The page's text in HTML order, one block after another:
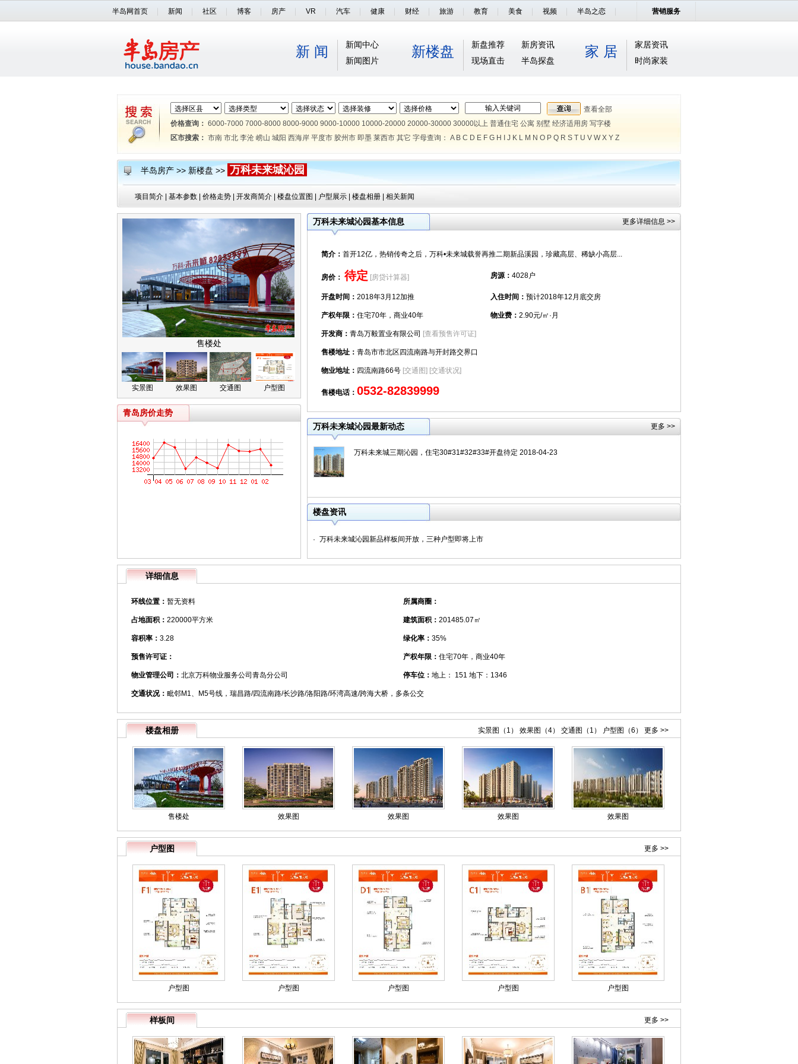
半岛网首页 新闻 社区 博客 房产 VR 汽车 健康 财经 旅游 教育 美食 视频 半岛之恋 营销服务
新 闻
新闻中心
新闻图片
新楼盘 新盘推荐
新房资讯
现场直击
半岛探盘
家 居
家居资讯
时尚家装
查看全部
价格查询： 6000-7000 7000-8000 8000-9000 9000-10000 10000-20000 20000-30000 30000以上 普通住宅 公寓 别墅 经济适用房 写字楼
区市搜索： 市南 市北 李沧 崂山 城阳 西海岸 平度市 胶州市 即墨 莱西市 其它 字母查询： A B C D E F G H J K L M N O P Q R S T U V W X Y Z
半岛房产 >> 新楼盘 >> 万科未来城沁园
项目简介 基本参数 价格走势 开发商简介 楼盘位置图 户型展示 楼盘相册 相关新闻
售楼处
实景图 效果图 交通图 户型图
青岛房价走势
万科未来城沁园基本信息 更多详细信息 >>
简介： 首开12亿，热销传奇之后，万科•未来城载誉再推二期新品溪园，珍藏高层、稀缺小高层...
房价： 待定 [房贷计算器] 房源： 4028户
开盘时间： 2018年3月12加推 入住时间： 预计2018年12月底交房
产权年限： 住宅70年，商业40年 物业费： 2.90元/㎡·月
开发商： 青岛万毅置业有限公司 [查看预售许可证]
售楼地址： 青岛市市北区四流南路与开封路交界口
物业地址： 四流南路66号 [交通图] [交通状况]
售楼电话： 0532-82839999
万科未来城沁园最新动态 更多 >>
万科未来城三期沁园，住宅30#31#32#33#开盘待定 2018-04-23
楼盘资讯
万科未来城沁园新品样板间开放，三种户型即将上市
详细信息
环线位置： 暂无资料 所属商圈：
占地面积： 220000平方米 建筑面积： 201485.07㎡
容积率： 3.28 绿化率： 35%
预售许可证： 产权年限： 住宅70年，商业40年
物业管理公司： 北京万科物业服务公司青岛分公司 停车位： 地上： 151 地下：1346
交通状况： 毗邻M1、M5号线，瑞昌路/四流南路/长沙路/洛阳路/环湾高速/跨海大桥，多条公交
楼盘相册 实景图（1） 效果图（4） 交通图（1） 户型图（6） 更多 >>
售楼处 效果图 效果图 效果图 效果图
户型图 更多 >>
户型图 户型图 户型图 户型图 户型图
样板间 更多 >>